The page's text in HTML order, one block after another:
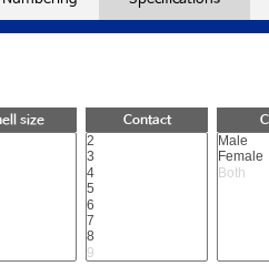
size Contact